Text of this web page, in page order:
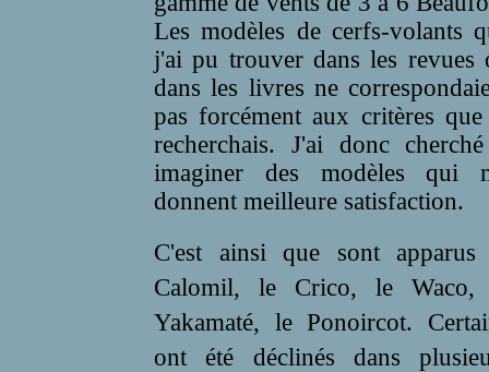
Les modèles de cerfs-volants
j'ai pu trouver dans les revues
dans les livres ne
pas forcément aux critères
recherchais. J'ai donc
imaginer des modèles qui
donnent meilleure satisfaction.
C'est ainsi que sont apparus
Calomil, le Crico, le Waco,
Yakamaté, le Ponoircot.
ont été déclinés dans